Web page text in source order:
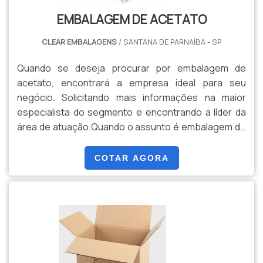
atividades e laboratório próprio para controle de
qualidade.Tudo isso, somado a uma equipe
multidisciplinar de consultores associados e equipe
melhor para todos os clientes....
EMBALAGEM DE ACETATO
CLEAR EMBALAGENS / SANTANA DE PARNAÍBA - SP
Quando se deseja procurar por embalagem de
acetato, encontrará a empresa ideal para seu
negócio. Solicitando mais informações na maior
especialista do segmento e encontrando a líder da
área de atuação.Quando o assunto é embalagem de
Embalagens irá encontrar proteção com efetividade
e consistência na comunicação dos clientes.MAIS
DETALHES SOBRE EMBALAGEM DE ACETATOA Clear
aos parceiros uma estrutura com escritório de alta
qualidade onde são realizadas as atividades e
biblioteca técnica de apoio, tudo para garantir
embalagem de acetato com precisão.Há muitas
COTAR AGORA